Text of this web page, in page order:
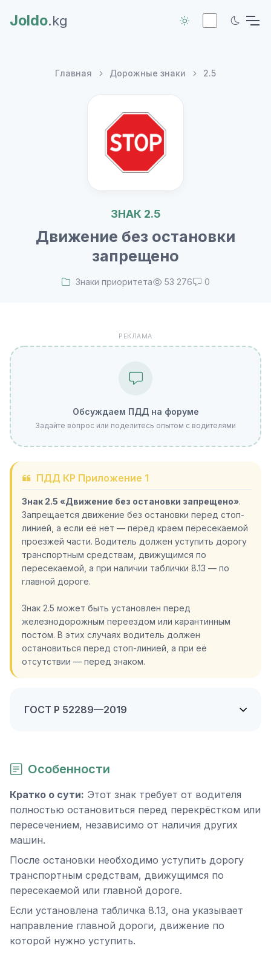
Joldo.kg
Главная Дорожные знаки 2.5
ЗНАК 2.5
Движение без остановки
запрещено
Знаки приоритета 53 276 0
РЕКЛАМА
Обсуждаем ПДД на форуме
Задайте вопрос или поделитесь опытом с водителями
ПДД КР Приложение 1
Знак 2.5 «Движение без остановки запрещено».
Запрещается движение без остановки перед стоп-
линией, а если её нет — перед краем пересекаемой
проезжей части. Водитель должен уступить дорогу
транспортным средствам, движущимся по
пересекаемой, а при наличии таблички 8.13 — по
главной дороге.
Знак 2.5 может быть установлен перед
железнодорожным переездом или карантинным
постом. В этих случаях водитель должен
остановиться перед стоп-линией, а при её
отсутствии — перед знаком.
ГОСТ Р 52289—2019
Особенности
Кратко о сути: Этот знак требует от водителя
полностью остановиться перед перекрёстком или
пересечением, независимо от наличия других
машин.
После остановки необходимо уступить дорогу
транспортным средствам, движущимся по
пересекаемой или главной дороге.
Если установлена табличка 8.13, она указывает
направление главной дороги, движение по
которой нужно уступить.